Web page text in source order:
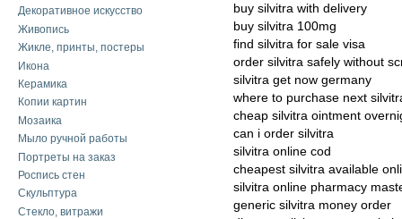
Декоративное искусство
Живопись
Жикле, принты, постеры
Икона
Керамика
Копии картин
Мозаика
Мыло ручной работы
Портреты на заказ
Роспись стен
Скульптура
Стекло, витражи
buy silvitra with delivery
buy silvitra 100mg
find silvitra for sale visa
order silvitra safely without
silvitra get now germany
where to purchase next
cheap silvitra ointment
can i order silvitra
silvitra online cod
cheapest silvitra available
silvitra online pharmacy
generic silvitra money order